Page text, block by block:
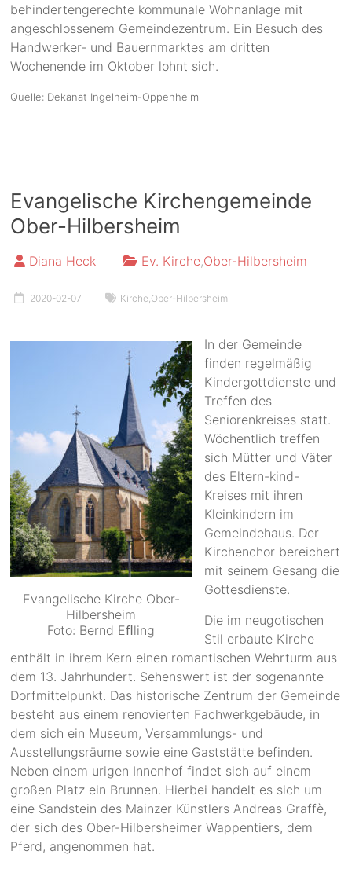
behindertengerechte kommunale Wohnanlage mit
angeschlossenem Gemeindezentrum. Ein Besuch des
Handwerker- und Bauernmarktes am dritten
Wochenende im Oktober lohnt sich.
Quelle: Dekanat Ingelheim-Oppenheim
Evangelische Kirchengemeinde
Ober-Hilbersheim
Diana Heck Ev. Kirche,Ober-Hilbersheim
2020-02-07 Kirche Ober-Hilbersheim
Evangelische Kirche Ober-
Hilbersheim
Foto: Bernd Eﬂling
In der Gemeinde
finden regelmäßig
Kindergottdienste und
Treffen des
Seniorenkreises statt.
Wöchentlich treffen
sich Mütter und Väter
des Eltern-kind-
Kreises mit ihren
Kleinkindern im
Gemeindehaus. Der
Kirchenchor bereichert
mit seinem Gesang die
Gottesdienste.
Die im neugotischen
Stil erbaute Kirche
enthält in ihrem Kern einen romantischen Wehrturm aus
dem 13. Jahrhundert. Sehenswert ist der sogenannte
Dorfmittelpunkt. Das historische Zentrum der Gemeinde
besteht aus einem renovierten Fachwerkgebäude, in
dem sich ein Museum, Versammlungs- und
Ausstellungsräume sowie eine Gaststätte befinden.
Neben einem urigen Innenhof findet sich auf einem
großen Platz ein Brunnen. Hierbei handelt es sich um
eine Sandstein des Mainzer Künstlers Andreas Graffè,
der sich des Ober-Hilbersheimer Wappentiers, dem
Pferd, angenommen hat.